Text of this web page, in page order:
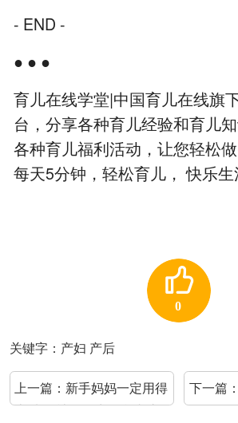
- END -
● ● ●
育儿在线学堂|中国育儿在线旗
台，分享各种育儿经验和育儿
各种育儿福利活动，让您轻松
每天5分钟，轻松育儿， 快乐生
0
关键字：产妇 产后
上一篇： 新手妈妈一定用得
上!来自社区医生的乳头护
下一篇